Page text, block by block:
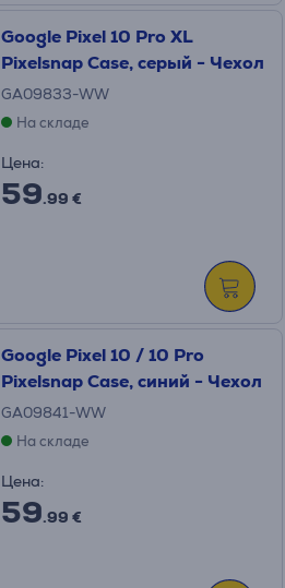
Google Pixel 10 Pro XL
Pixelsnap Case, серый - Чехол
GA09833-WW
На складе
Цена:
59.99 €
Google Pixel 10 / 10 Pro
Pixelsnap Case, синий - Чехол
GA09841-WW
На складе
Цена:
59.99 €